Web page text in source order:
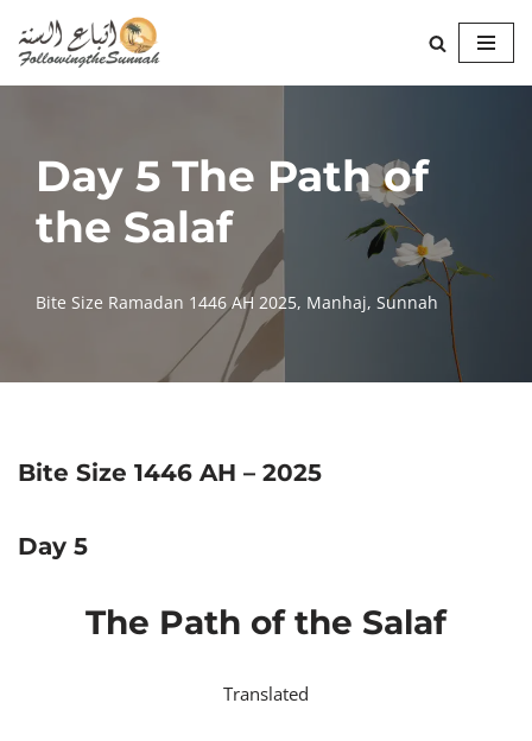
Skip
to
Day 5 The Path of
the Salaf
Bite Size Ramadan 1446 AH 2025, Manhaj, Sunnah
Bite Size 1446 AH – 2025
Day 5
The Path of the Salaf
Translated